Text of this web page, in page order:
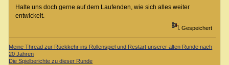
Halte uns doch gerne auf dem Laufenden, wie sich alles weiter
entwickelt.
Gespeichert
Meine Thread zur Rückkehr ins Rollenspiel und Restart unserer alten Runde nach
20 Jahren
Die Spielberichte zu dieser Runde